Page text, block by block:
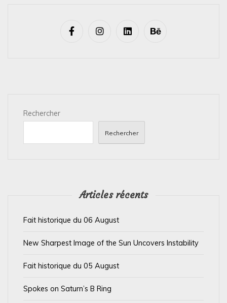
Rechercher
Rechercher
Articles récents
Fait historique du 06 August
New Sharpest Image of the Sun Uncovers Instability
Fait historique du 05 August
Spokes on Saturn’s B Ring